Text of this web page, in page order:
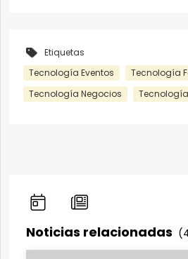
Etiquetas
Tecnología Eventos
Tecnología
Tecnología Negocios
Noticias relacionadas